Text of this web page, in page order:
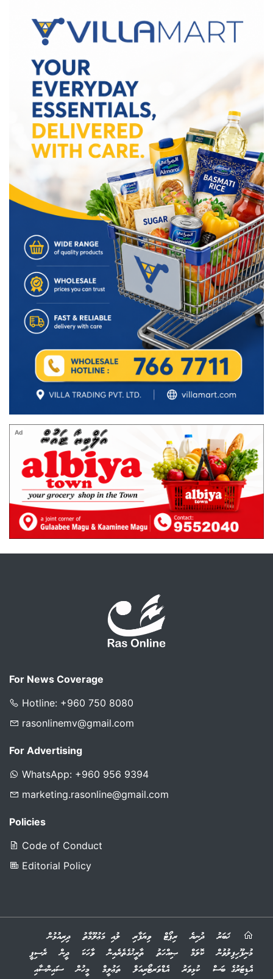
Ad
For News Coverage
Hotline: +960 750 8080
rasonlinemv@gmail.com
For Advertising
WhatsApp: +960 956 9394
marketing.rasonline@gmail.com
Policies
Code of Conduct
Editorial Policy
ޚަބަރު ދުނިޔެ ރިޕޯޓް ވިޔަފާރި ލުއި މަޢުލޫމާތު
ދިރިއުޅުން
މުނިފޫހިފިލުވުން
ކޮލަމް ޞިއްހަތު ތާރީޚުގެތެރެއިން ވާހަކަ ދީން
ރެސިޕީ
އެޑިޓަރުގެ ބަސް
ކުޅިވަރު އެޑްވަރޓޯރިއަލް ތަޢުލީމް މީހުން ސައިންސާއި